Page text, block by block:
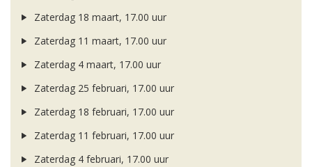
Zaterdag 18 maart, 17.00 uur
Zaterdag 11 maart, 17.00 uur
Zaterdag 4 maart, 17.00 uur
Zaterdag 25 februari, 17.00 uur
Zaterdag 18 februari, 17.00 uur
Zaterdag 11 februari, 17.00 uur
Zaterdag 4 februari, 17.00 uur